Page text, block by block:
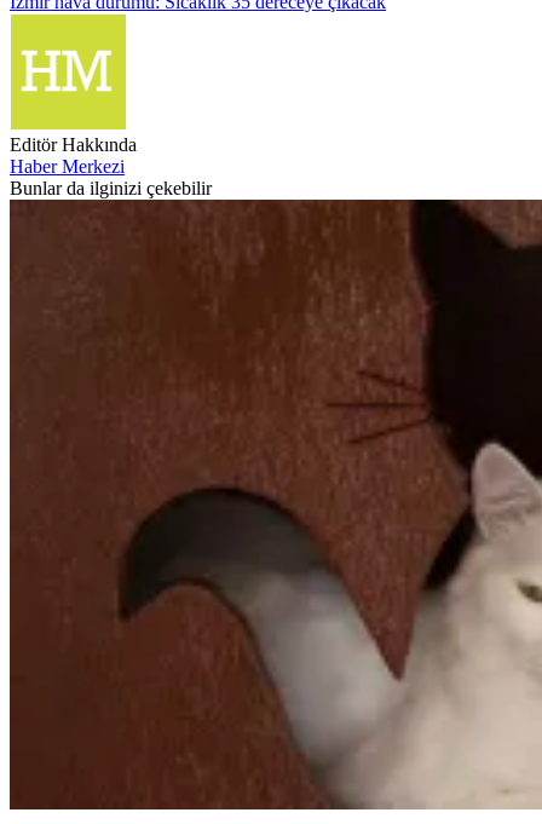
Editör Hakkında
Haber Merkezi
Bunlar da ilginizi çekebilir